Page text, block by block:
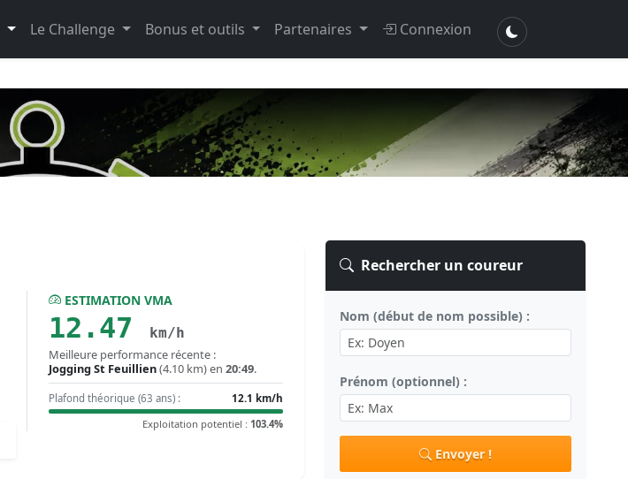
Le Challenge Bonus et outils Partenaires Connexion
ESTIMATION VMA
12.47 km/h
Meilleure performance récente :
Jogging St Feuillien(4.10 km) en 20:49.
Plafond théorique (63 ans) :
12.1 km/h
Exploitation potentiel : 103.4%
Rechercher un coureur
Nom (début de nom possible) :
Prénom (optionnel) :
Envoyer !